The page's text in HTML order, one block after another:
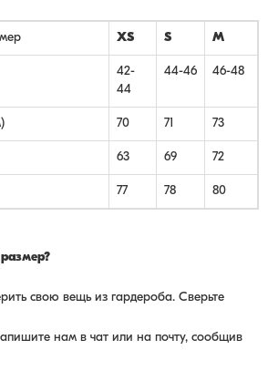
XS S M
42-
44
44-46 46-48
70 71 73
63 69 72
77 78 80
свою вещь из гардероба. Сверьте
нам в чат или на почту, сообщив